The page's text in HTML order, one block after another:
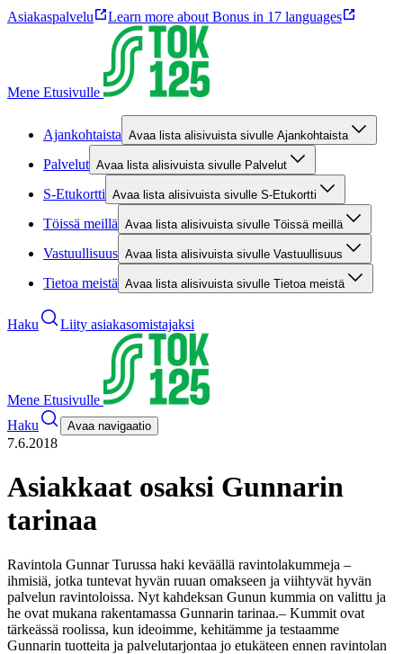
Asiakaspalvelu Learn more about Bonus in 17 languages
Mene Etusivulle
Ajankohtaista Avaa lista alisivuista sivulle Ajankohtaista
Palvelut Avaa lista alisivuista sivulle Palvelut
S-Etukortti Avaa lista alisivuista sivulle S-Etukortti
Töissä meillä Avaa lista alisivuista sivulle Töissä meillä
Vastuullisuus Avaa lista alisivuista sivulle Vastuullisuus
Tietoa meistä Avaa lista alisivuista sivulle Tietoa meistä
Haku Liity asiakasomistajaksi
Mene Etusivulle
Haku
Avaa navigaatio
7.6.2018
Asiakkaat osaksi Gunnarin
tarinaa
Ravintola Gunnar Turussa haki keväällä ravintolakummeja –
ihmisiä, jotka tuntevat hyvän ruuan omakseen ja viihtyvät hyvän
palvelun ravintoloissa. Nyt kahdeksan Gunun kummia on valittu ja
he ovat mukana rakentamassa Gunnarin tarinaa.– Kummit ovat
tärkeässä roolissa, kun ideoimme, kehitämme ja testaamme
Gunnarin tuotteita ja palvelutarjontaa jo etukäteen ennen ravintolan